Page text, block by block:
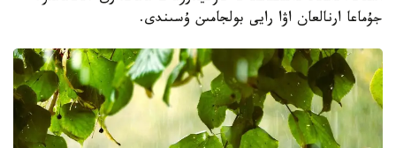
جۇماعا ارنالعان اۋا رايى بولجامىن ۇسىندى.